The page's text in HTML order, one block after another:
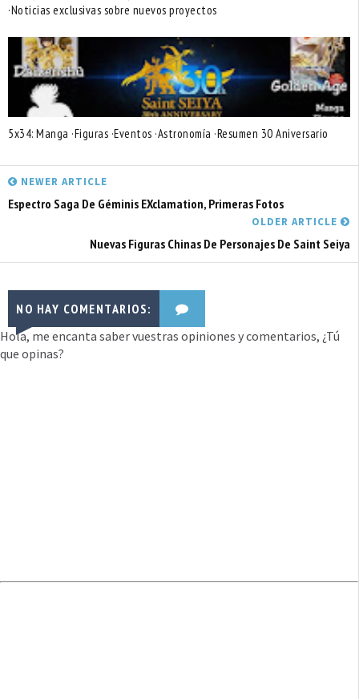
·Noticias exclusivas sobre nuevos proyectos
5x34: Manga ·Figuras ·Eventos ·Astronomía ·Resumen 30 Aniversario
NEWER ARTICLE
Espectro Saga De Géminis EXclamation, Primeras Fotos
OLDER ARTICLE
Nuevas Figuras Chinas De Personajes De Saint Seiya
NO HAY COMENTARIOS:
Hola, me encanta saber vuestras opiniones y comentarios, ¿Tú
que opinas?